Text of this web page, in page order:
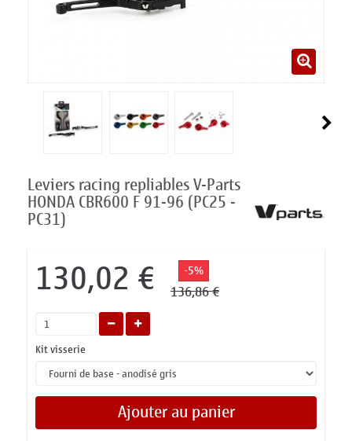
Leviers racing repliables V-Parts
HONDA CBR600 F 91-96 (PC25 -
PC31)
130,02 € -5%
136,86 €
Kit visserie
Ajouter au panier